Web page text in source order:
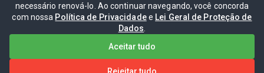
necessário renová-lo. Ao continuar navegando, você concorda
com nossa Política de Privacidadee Lei Geral de Proteção de
Dados
Aceitar tudo